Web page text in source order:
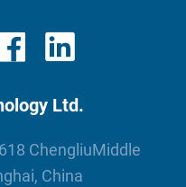
Ltd.
ChengliuMiddle
China